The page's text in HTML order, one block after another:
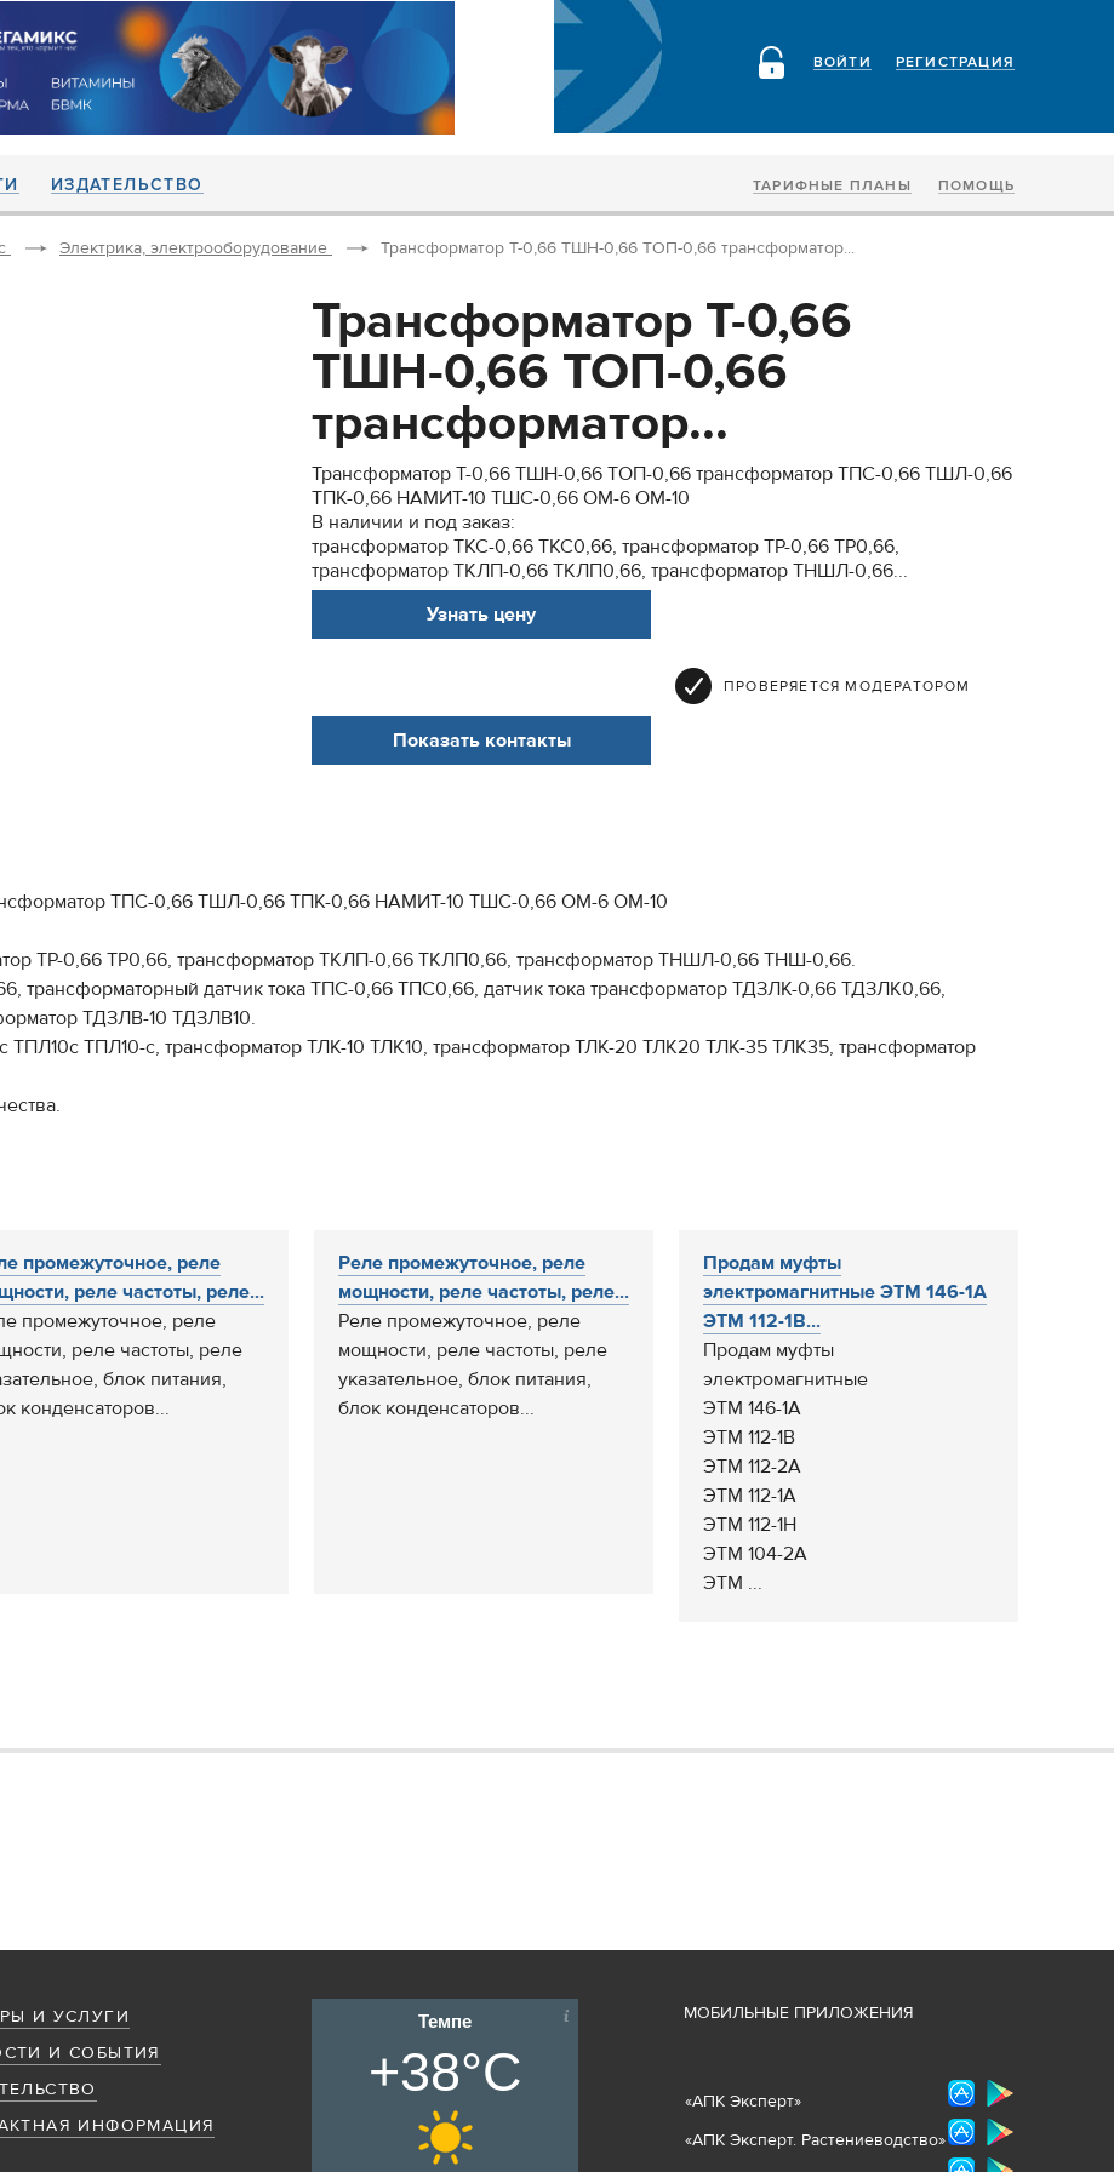
РЕГИСТРАЦИЯ
ВОЙТИ
ИЗДАТЕЛЬСТВО ТАРИФНЫЕ ПЛАНЫ ПОМОЩЬ
Электрика, электрооборудование Трансформатор Т-0,66 ТШН-0,66 ТОП-0,66 трансформатор...
Трансформатор Т-0,66
ТШН-0,66 ТОП-0,66
трансформатор...
Трансформатор Т-0,66 ТШН-0,66 ТОП-0,66 трансформатор ТПС-0,66 ТШЛ-0,66
ТПК-0,66 НАМИТ-10 ТШС-0,66 ОМ-6 ОМ-10
В наличии и под заказ:
трансформатор ТКС-0,66 ТКС0,66, трансформатор ТР-0,66 ТР0,66,
трансформатор ТКЛП-0,66 ТКЛП0,66, трансформатор ТНШЛ-0,66...
Узнать цену
ПРОВЕРЯЕТСЯ МОДЕРАТОРОМ
Показать контакты
ТПС-0,66 ТШЛ-0,66 ТПК-0,66 НАМИТ-10 ТШС-0,66 ОМ-6 ОМ-10
ТР-0,66 ТР0,66, трансформатор ТКЛП-0,66 ТКЛП0,66, трансформатор ТНШЛ-0,66 ТНШ-0,66.
датчик тока ТПС-0,66 ТПС0,66, датчик тока трансформатор ТДЗЛК-0,66 ТДЗЛК0,66,
ТДЗЛВ-10 ТДЗЛВ10.
ТПЛ10-с, трансформатор ТЛК-10 ТЛК10, трансформатор ТЛК-20 ТЛК20 ТЛК-35 ТЛК35, трансформатор
промежуточное, реле
реле частоты, реле...
промежуточное, реле
реле частоты, реле
блок питания,
конденсаторов...
Реле промежуточное, реле
мощности, реле частоты, реле...
Реле промежуточное, реле
мощности, реле частоты, реле
указательное, блок питания,
блок конденсаторов...
Продам муфты
электромагнитные ЭТМ 146-1А
ЭТМ 112-1В...
Продам муфты
электромагнитные
ЭТМ 146-1А
ЭТМ 112-1В
ЭТМ 112-2А
ЭТМ 112-1А
ЭТМ 112-1Н
ЭТМ 104-2А
ЭТМ ...
И УСЛУГИ
И СОБЫТИЯ
ИНФОРМАЦИЯ
Темпе
+38°C
МОБИЛЬНЫЕ ПРИЛОЖЕНИЯ
«АПК Эксперт»
«АПК Эксперт. Растениеводство»